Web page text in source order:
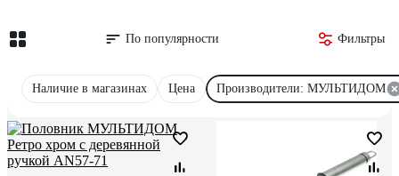
По популярности Фильтры
Наличие в магазинах Цена Производители: МУЛЬТИДОМ